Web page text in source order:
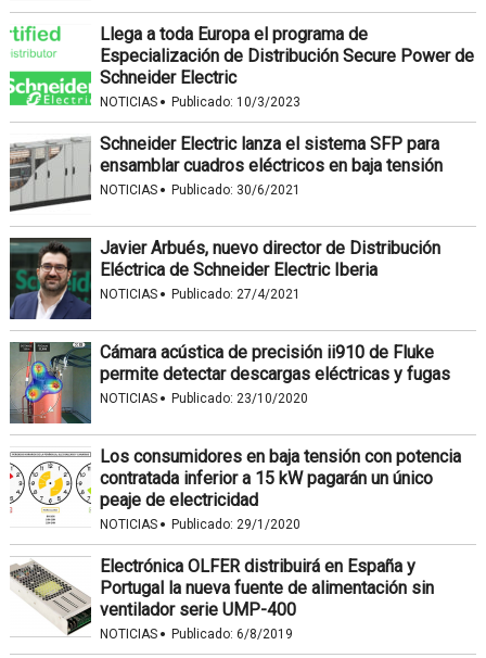
Llega a toda Europa el programa de
Especialización de Distribución Secure Power de
Schneider Electric
NOTICIAS · Publicado: 10/3/2023
Schneider Electric lanza el sistema SFP para
ensamblar cuadros eléctricos en baja tensión
NOTICIAS · Publicado: 30/6/2021
Javier Arbués, nuevo director de Distribución
Eléctrica de Schneider Electric Iberia
NOTICIAS · Publicado: 27/4/2021
Cámara acústica de precisión ii910 de Fluke
permite detectar descargas eléctricas y fugas
NOTICIAS · Publicado: 23/10/2020
Los consumidores en baja tensión con potencia
contratada inferior a 15 kW pagarán un único
peaje de electricidad
NOTICIAS · Publicado: 29/1/2020
Electrónica OLFER distribuirá en España y
Portugal la nueva fuente de alimentación sin
ventilador serie UMP-400
NOTICIAS · Publicado: 6/8/2019